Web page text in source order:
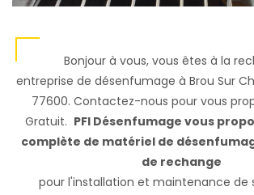
Bonjour à vous, vous êtes à la
entreprise de désenfumage à Brou Sur
77600. Contactez-nous pour vous
Gratuit. PFI Désenfumage vous
complète de matériel de
de rechange
pour l'installation et maintenance de